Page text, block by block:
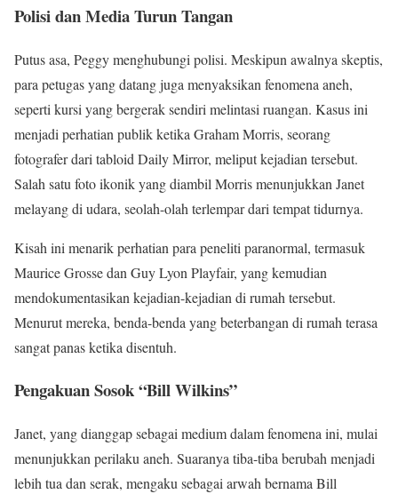
Polisi dan Media Turun Tangan
Putus asa, Peggy menghubungi polisi. Meskipun awalnya skeptis,
para petugas yang datang juga menyaksikan fenomena aneh,
seperti kursi yang bergerak sendiri melintasi ruangan. Kasus ini
menjadi perhatian publik ketika Graham Morris, seorang
fotografer dari tabloid Daily Mirror, meliput kejadian tersebut.
Salah satu foto ikonik yang diambil Morris menunjukkan Janet
melayang di udara, seolah-olah terlempar dari tempat tidurnya.
Kisah ini menarik perhatian para peneliti paranormal, termasuk
Maurice Grosse dan Guy Lyon Playfair, yang kemudian
mendokumentasikan kejadian-kejadian di rumah tersebut.
Menurut mereka, benda-benda yang beterbangan di rumah terasa
sangat panas ketika disentuh.
Pengakuan Sosok “Bill Wilkins”
Janet, yang dianggap sebagai medium dalam fenomena ini, mulai
menunjukkan perilaku aneh. Suaranya tiba-tiba berubah menjadi
lebih tua dan serak, mengaku sebagai arwah bernama Bill